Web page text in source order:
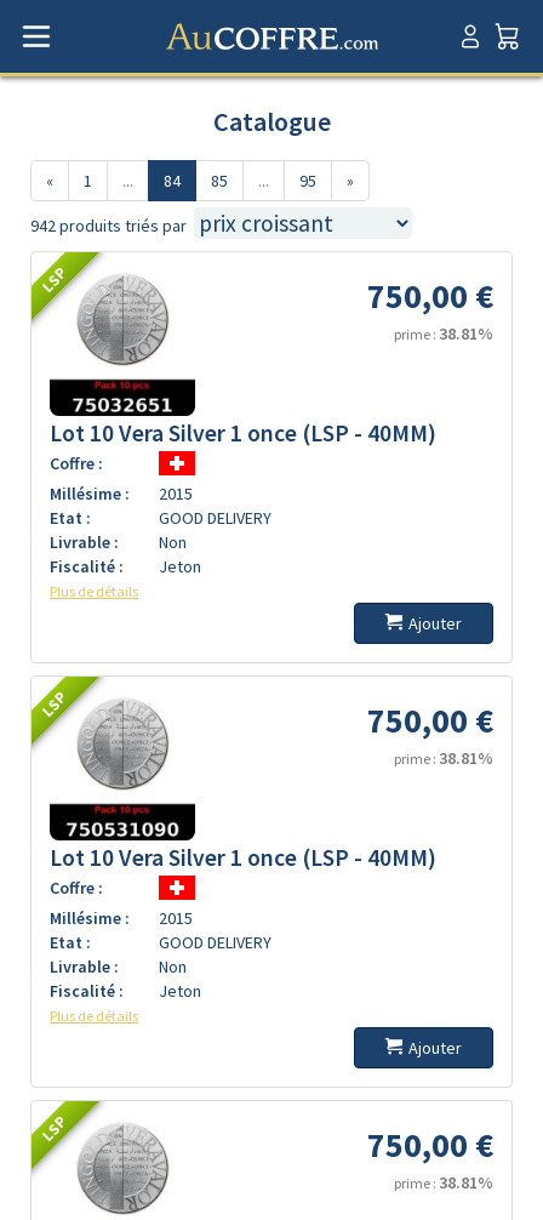
Catalogue
« 1 ... 84 85 ... 95 »
942 produits triés par
LSP 750,00 €
prime : 38.81%
Lot 10 Vera Silver 1 once (LSP - 40MM)
Coffre :
Millésime :
2015
Etat :
GOOD DELIVERY
Livrable :
Non
Fiscalité :
Jeton
Plus de détails
Ajouter
LSP 750,00 €
prime : 38.81%
Lot 10 Vera Silver 1 once (LSP - 40MM)
Coffre :
Millésime :
2015
Etat :
GOOD DELIVERY
Livrable :
Non
Fiscalité :
Jeton
Plus de détails
Ajouter
LSP 750,00 €
prime : 38.81%